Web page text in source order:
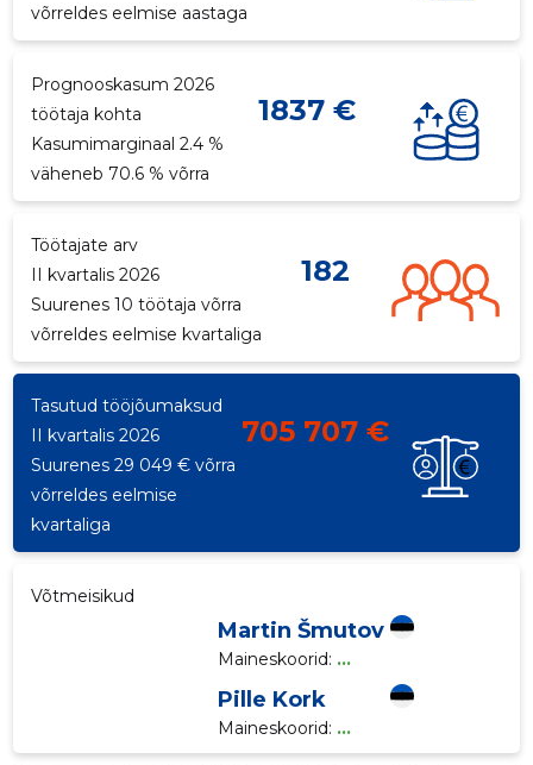
võrreldes eelmise aastaga
Prognooskasum 2026
töötaja kohta
1837 €
Kasumimarginaal 2.4 %
väheneb 70.6 % võrra
Töötajate arv
II kvartalis 2026
182
Suurenes 10 töötaja võrra
võrreldes eelmise kvartaliga
Tasutud tööjõumaksud
II kvartalis 2026
705 707 €
Suurenes 29 049 € võrra
võrreldes eelmise
kvartaliga
Võtmeisikud
Martin Šmutov
Maineskoorid: ...
Pille Kork
Maineskoorid: ...